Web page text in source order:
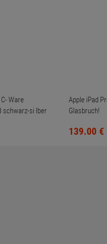
Ware
schwarz-si lber
Apple iPad
Glasbruch!
139.00 €